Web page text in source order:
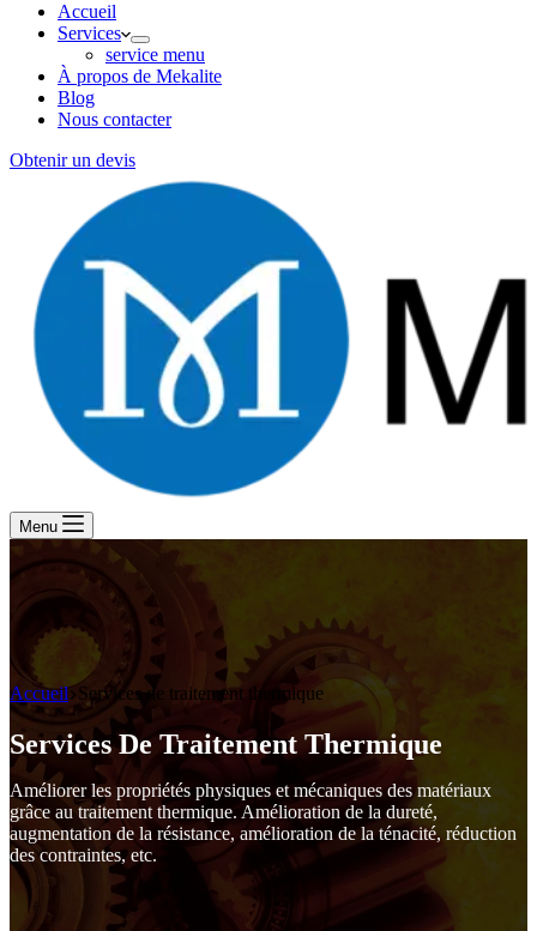
Accueil
Services
service menu
À propos de Mekalite
Blog
Nous contacter
Obtenir un devis
Menu
Accueil Services de traitement thermique
Services De Traitement Thermique
Améliorer les propriétés physiques et mécaniques des matériaux
grâce au traitement thermique. Amélioration de la dureté,
augmentation de la résistance, amélioration de la ténacité, réduction
des contraintes, etc.